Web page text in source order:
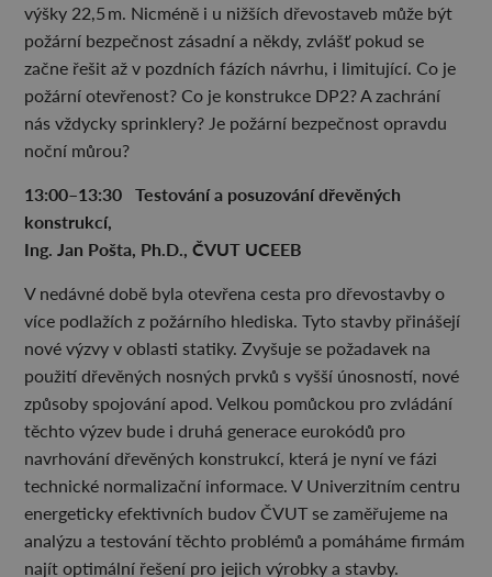
výšky 22,5 m. Nicméně i u nižších dřevostaveb může být
požární bezpečnost zásadní a někdy, zvlášť pokud se
začne řešit až v pozdních fázích návrhu, i limitující. Co je
požární otevřenost? Co je konstrukce DP2? A zachrání
nás vždycky sprinklery? Je požární bezpečnost opravdu
noční můrou?
13:00–13:30 Testování a posuzování dřevěných
konstrukcí,
Ing. Jan Pošta, Ph.D., ČVUT UCEEB
V nedávné době byla otevřena cesta pro dřevostavby o
více podlažích z požárního hlediska. Tyto stavby přinášejí
nové výzvy v oblasti statiky. Zvyšuje se požadavek na
použití dřevěných nosných prvků s vyšší únosností, nové
způsoby spojování apod. Velkou pomůckou pro zvládání
těchto výzev bude i druhá generace eurokódů pro
navrhování dřevěných konstrukcí, která je nyní ve fázi
technické normalizační informace. V Univerzitním centru
energeticky efektivních budov ČVUT se zaměřujeme na
analýzu a testování těchto problémů a pomáháme firmám
najít optimální řešení pro jejich výrobky a stavby.